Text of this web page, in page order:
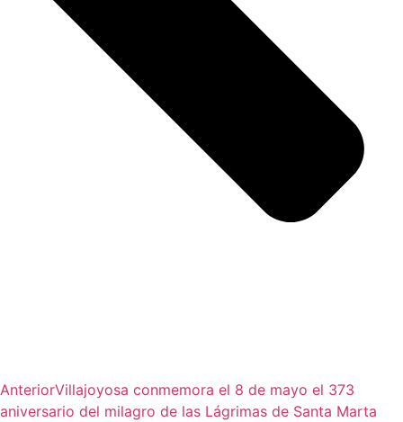
AnteriorVillajoyosa conmemora el 8 de mayo el 373
aniversario del milagro de las Lágrimas de Santa Marta